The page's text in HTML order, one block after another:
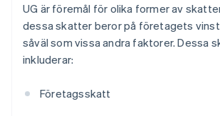
UG är föremål för olika former av
dessa skatter beror på företagets
såväl som vissa andra faktorer. Dessa
inkluderar:
Företagsskatt